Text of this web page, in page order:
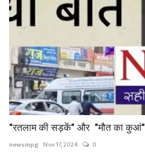
"रतलाम की सड़कें" और "मौत का कुआं"
newsmpg Nov 17, 2024 0